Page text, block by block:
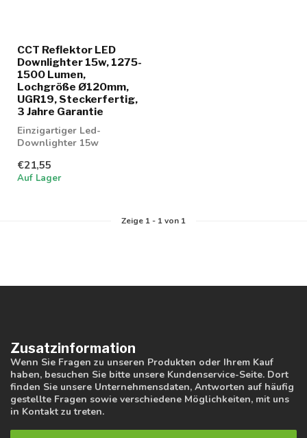
CCT Reflektor LED
Downlighter 15w, 1275-
1500 Lumen,
Lochgröße Ø120mm,
UGR19, Steckerfertig,
3 Jahre Garantie
Einzigartiger Led-
Downlighter 15w
Lichtfarben; 3000K, 4000K
und...
€21,55
Auf Lager
Zeige 1- 1von 1
Zusatzinformation
Wenn Sie Fragen zu unseren Produkten oder Ihrem Kauf
haben, besuchen Sie bitte unsere Kundenservice-Seite. Dort
finden Sie unsere Unternehmensdaten, Antworten auf häufig
gestellte Fragen sowie verschiedene Möglichkeiten, mit uns
in Kontakt zu treten.